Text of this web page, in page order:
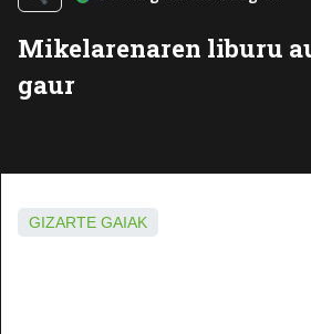
Mikelarenaren liburu
gaur
GIZARTE GAIAK